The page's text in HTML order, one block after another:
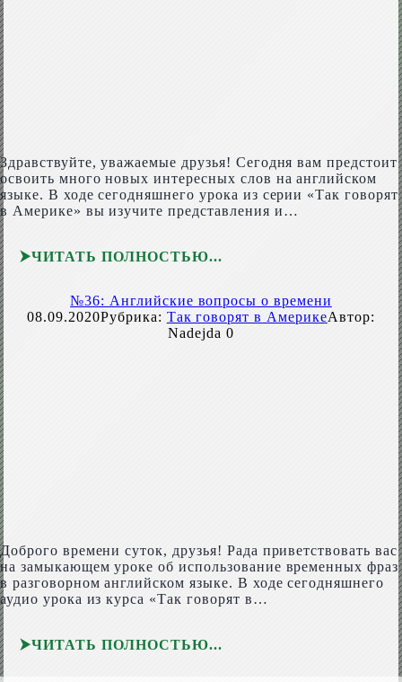
Здравствуйте, уважаемые друзья! Сегодня вам предстоит
освоить много новых интересных слов на английском
языке. В ходе сегодняшнего урока из серии «Так говорят
в Америке» вы изучите представления и…
ЧИТАТЬ ПОЛНОСТЬЮ
№36: Английские вопросы о времени
08.09.2020Рубрика: Так говорят в АмерикеАвтор:
Nadejda 0
Доброго времени суток, друзья! Рада приветствовать вас
на замыкающем уроке об использование временных фраз
в разговорном английском языке. В ходе сегодняшнего
аудио урока из курса «Так говорят в…
ЧИТАТЬ ПОЛНОСТЬЮ